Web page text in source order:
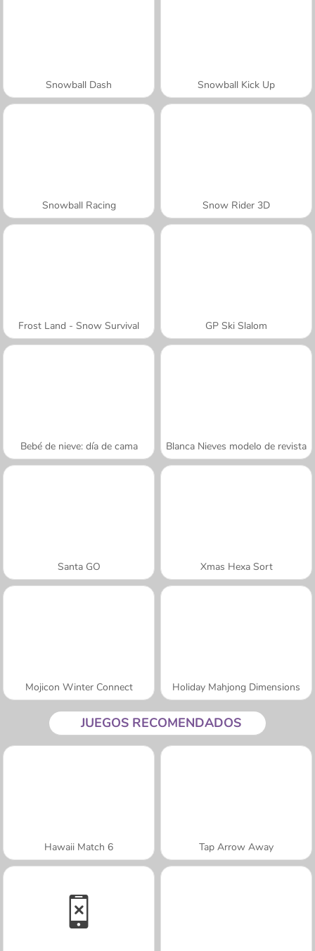
Snowball Dash Snowball Kick Up
Snowball Racing Snow Rider 3D
Frost Land - Snow Survival GP Ski Slalom
Bebé de nieve: día de cama Blanca Nieves modelo de revista
Santa GO Xmas Hexa Sort
Mojicon Winter Connect Holiday Mahjong Dimensions
JUEGOS RECOMENDADOS
Hawaii Match 6 Tap Arrow Away